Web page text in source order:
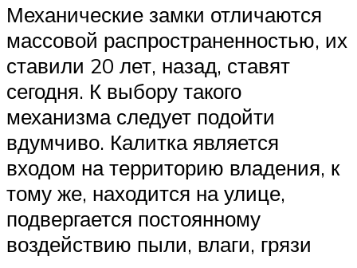
Механические замки отличаются
массовой распространенностью, их
ставили 20 лет, назад, ставят
сегодня. К выбору такого
механизма следует подойти
вдумчиво. Калитка является
входом на территорию владения, к
тому же, находится на улице,
подвергается постоянному
воздействию пыли, влаги, грязи